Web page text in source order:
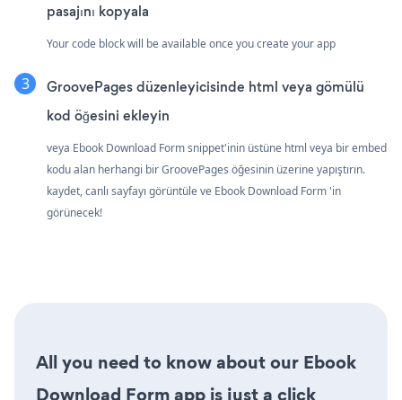
pasajını kopyala
Your code block will be available once you create your app
GroovePages düzenleyicisinde html veya gömülü
kod öğesini ekleyin
veya Ebook Download Form snippet'inin üstüne html veya bir embed
kodu alan herhangi bir GroovePages öğesinin üzerine yapıştırın.
kaydet, canlı sayfayı görüntüle ve Ebook Download Form 'in
görünecek!
All you need to know about our Ebook
Download Form app is just a click